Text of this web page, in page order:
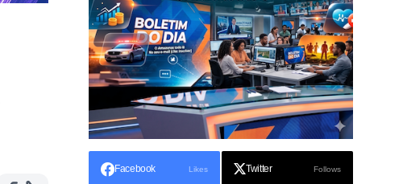
Facebook Likes Twitter Follows